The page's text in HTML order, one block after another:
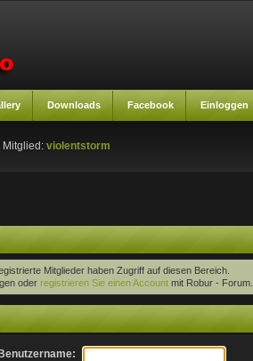
Downloads Facebook Einloggen
Mitglied:violentstorm
Mitglieder haben Zugriff auf diesen Bereich.
oder registrieren Sie einen Accountmit Robur - Forum.